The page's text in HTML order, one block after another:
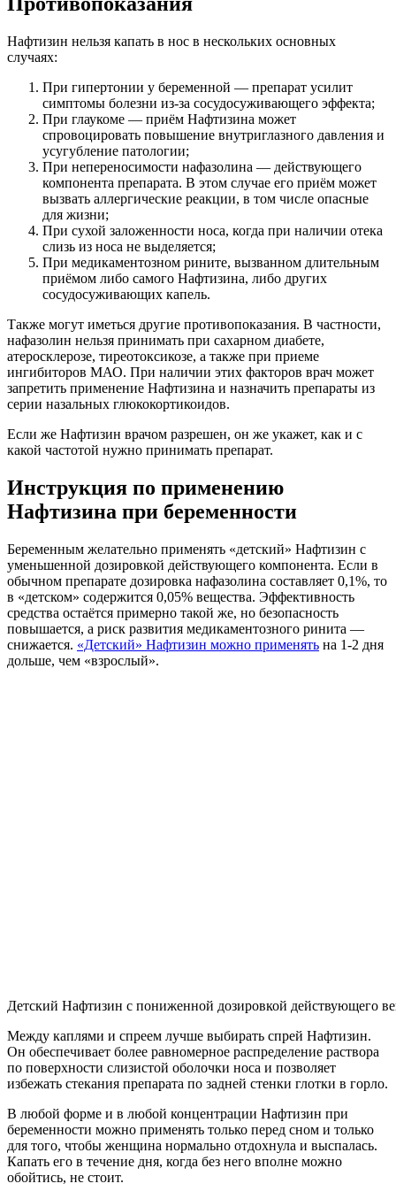
Нафтизин нельзя капать в нос в нескольких основных
случаях:
При гипертонии у беременной — препарат усилит
симптомы болезни из-за сосудосуживающего эффекта;
При глаукоме — приём Нафтизина может
спровоцировать повышение внутриглазного давления и
усугубление патологии;
При непереносимости нафазолина — действующего
компонента препарата. В этом случае его приём может
вызвать аллергические реакции, в том числе опасные
для жизни;
При сухой заложенности носа, когда при наличии отека
слизь из носа не выделяется;
При медикаментозном рините, вызванном длительным
приёмом либо самого Нафтизина, либо других
сосудосуживающих капель.
Также могут иметься другие противопоказания. В частности,
нафазолин нельзя принимать при сахарном диабете,
атеросклерозе, тиреотоксикозе, а также при приеме
ингибиторов МАО. При наличии этих факторов врач может
запретить применение Нафтизина и назначить препараты из
серии назальных глюкокортикоидов.
Если же Нафтизин врачом разрешен, он же укажет, как и с
какой частотой нужно принимать препарат.
Инструкция по применению
Нафтизина при беременности
Беременным желательно применять «детский» Нафтизин с
уменьшенной дозировкой действующего компонента. Если в
обычном препарате дозировка нафазолина составляет 0,1%, то
в «детском» содержится 0,05% вещества. Эффективность
средства остаётся примерно такой же, но безопасность
повышается, а риск развития медикаментозного ринита —
снижается. «Детский» Нафтизин можно применять на 1-2 дня
дольше, чем «взрослый».
Детский Нафтизин с пониженной дозировкой действующего
Между каплями и спреем лучше выбирать спрей Нафтизин.
Он обеспечивает более равномерное распределение раствора
по поверхности слизистой оболочки носа и позволяет
избежать стекания препарата по задней стенки глотки в горло.
В любой форме и в любой концентрации Нафтизин при
беременности можно применять только перед сном и только
для того, чтобы женщина нормально отдохнула и выспалась.
Капать его в течение дня, когда без него вполне можно
обойтись, не стоит.